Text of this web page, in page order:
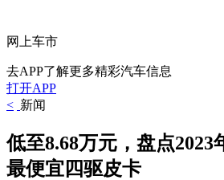
网上车市
去APP了解更多精彩汽车信息
打开APP
< 新闻
低至8.68万元，盘点2023
最便宜四驱皮卡